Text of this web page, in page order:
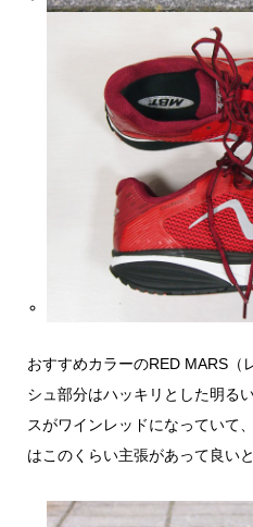
おすすめカラーのRED MARS（
シュ部分はハッキリとした明る
スがワインレッドになっていて
はこのくらい主張があって良い